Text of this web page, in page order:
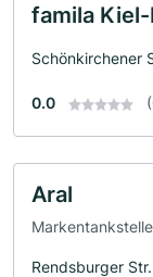
famila
Schönkirchener
0.0
Aral
Markentankstelle
Rendsburger